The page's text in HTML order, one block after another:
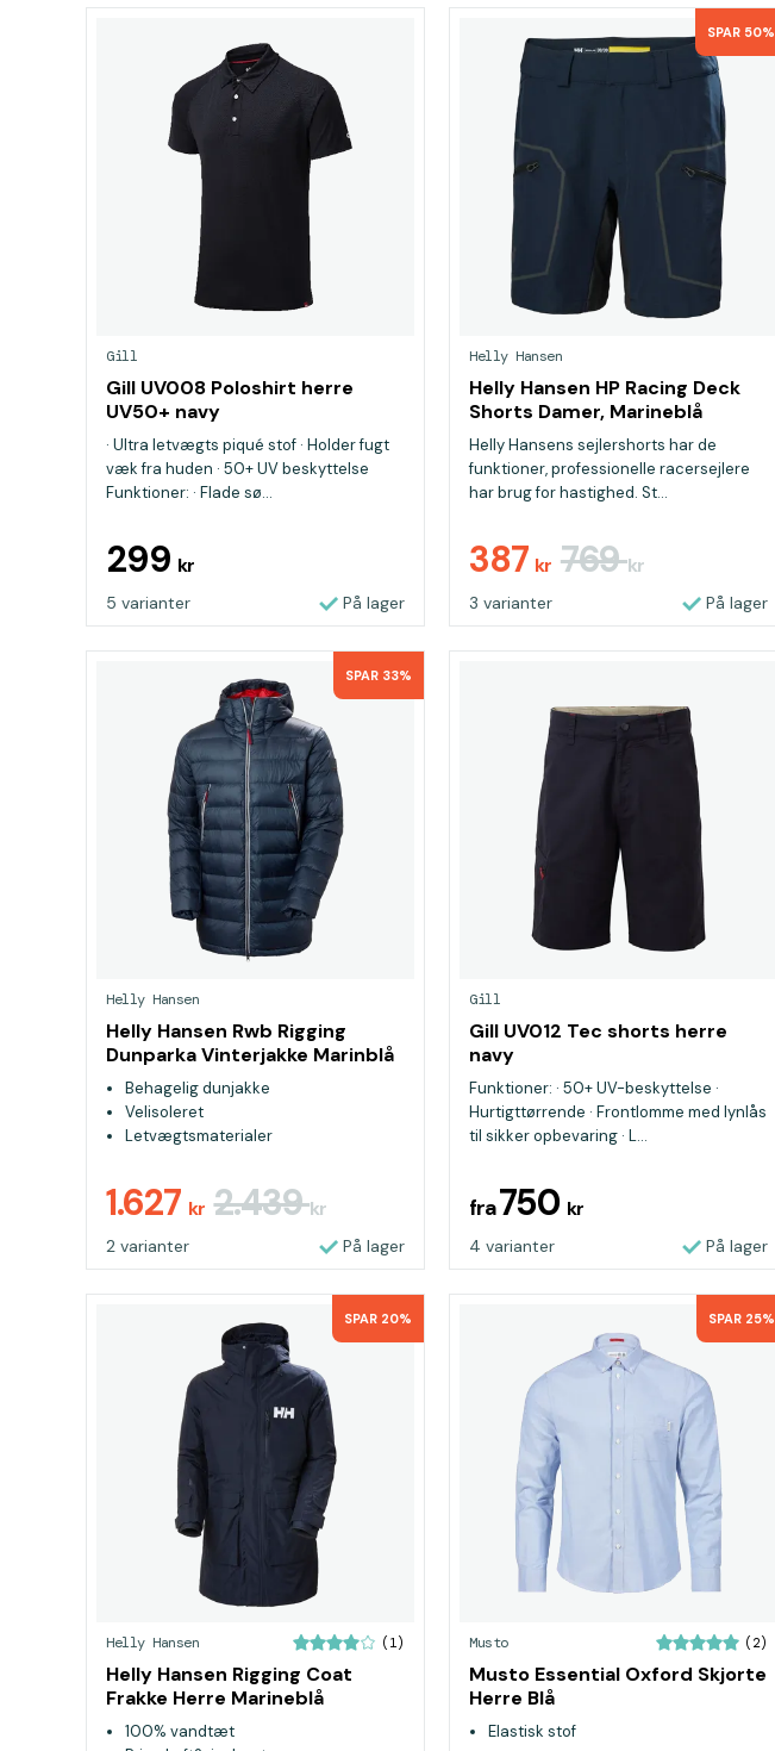
Gill
Gill UV008 Poloshirt herre
UV50+ navy
· Ultra letvægts piqué stof · Holder fugt
væk fra huden · 50+ UV beskyttelse
Funktioner: · Flade sø...
299 kr
5 varianter På lager
SPAR 50%
Helly Hansen
Helly Hansen HP Racing Deck
Shorts Damer, Marineblå
Helly Hansens sejlershorts har de
funktioner, professionelle racersejlere
har brug for hastighed. St...
387 kr 769kr
3 varianter På lager
SPAR 33%
Helly Hansen
Helly Hansen Rwb Rigging
Dunparka Vinterjakke Marinblå
Behagelig dunjakke
Velisoleret
Letvægtsmaterialer
1.627 kr 2.439kr
2 varianter På lager
Gill
Gill UV012 Tec shorts herre
navy
Funktioner: · 50+ UV-beskyttelse ·
Hurtigttørrende · Frontlomme med lynlås
til sikker opbevaring · L...
fra750 kr
4 varianter På lager
SPAR 20%
Helly Hansen (1)
Helly Hansen Rigging Coat
Frakke Herre Marineblå
100% vandtæt
SPAR 25%
Musto (2)
Musto Essential Oxford Skjorte
Herre Blå
Elastisk stof